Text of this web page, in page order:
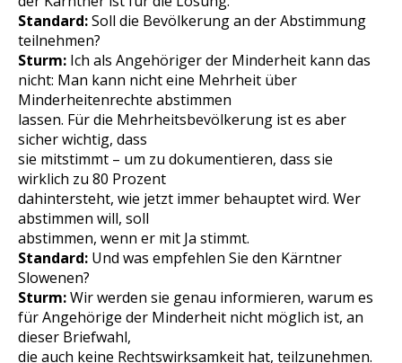
Standard:Soll die Bevölkerung an der Abstimmung
teilnehmen?
Sturm: Ich als Angehöriger der Minderheit kann das
nicht: Man kann nicht eine Mehrheit über
Minderheitenrechte abstimmen
lassen. Für die Mehrheitsbevölkerung ist es aber
sicher wichtig, dass
sie mitstimmt – um zu dokumentieren, dass sie
wirklich zu 80 Prozent
dahintersteht, wie jetzt immer behauptet wird. Wer
abstimmen will, soll
abstimmen, wenn er mit Ja stimmt.
Standard: Und was empfehlen Sie den Kärntner
Slowenen?
Sturm:Wir werden sie genau informieren, warum es
für Angehörige der Minderheit nicht möglich ist, an
dieser Briefwahl,
die auch keine Rechtswirksamkeit hat, teilzunehmen.